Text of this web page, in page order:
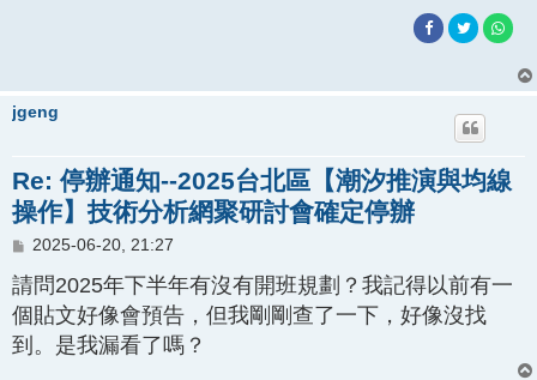
jgeng
Re: 停辦通知--2025台北區【潮汐推演與均線
操作】技術分析網聚研討會確定停辦
文
2025-06-20, 21:27
請問2025年下半年有沒有開班規劃？我記得以前有一
個貼文好像會預告，但我剛剛查了一下，好像沒找
到。是我漏看了嗎？